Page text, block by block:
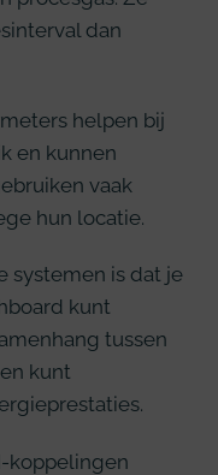
dan
helpen bij
en kunnen
vaak
hun locatie.
systemen is dat je
kunt
tussen
kunt
koppelingen